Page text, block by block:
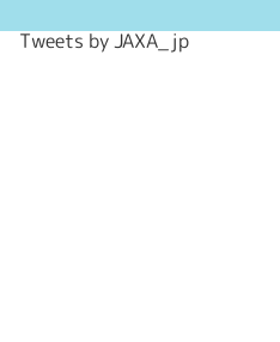
Tweets by JAXA_jp